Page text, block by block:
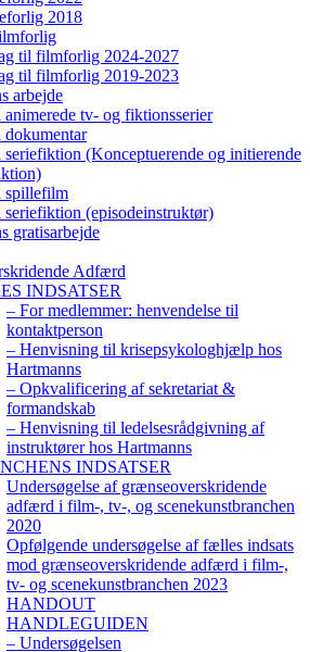
2018
til filmforlig 2024-2027
til filmforlig 2019-2023
arbejde
tv- og fiktionsserier
(Konceptuerende og initierende
(episodeinstruktør)
gratisarbejde
Adfærd
INDSATSER
– For medlemmer: henvendelse til
kontaktperson
– Henvisning til krisepsykologhjælp hos
Hartmanns
– Opkvalificering af sekretariat &
formandskab
– Henvisning til ledelsesrådgivning af
instruktører hos Hartmanns
INDSATSER
Undersøgelse af grænseoverskridende
adfærd i film-, tv-, og scenekunstbranchen
2020
Opfølgende undersøgelse af fælles indsats
mod grænseoverskridende adfærd i film-,
tv- og scenekunstbranchen 2023
HANDOUT
HANDLEGUIDEN
– Undersøgelsen